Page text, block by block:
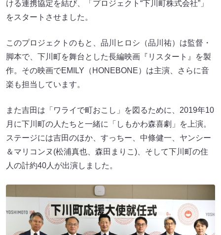
ける連携協定を結び、「プロジェクト“下川町株式会社”」
をスタートさせました。
このプロジェクトのもと、品川ヒロシ（品川祐）は監督・
脚本で、下川町を舞台とした長編映画『リスタート』を製
作。その映画でEMILY（HONEBONE）は主演、さらに音
楽も担当しています。
また吉田は「ワライで町おこし」を図るために、2019年10
月に下川町の人たちと一緒に「しもかわ森喜劇」を上演。
ステージには吉田のほか、すっちー、中條健一、ヤンシー
＆マリコンヌ(松浦真也、森田まりこ)、そして下川町の住
人の計約40人が出演しました。